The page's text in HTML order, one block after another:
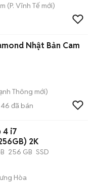
(P. Vĩnh Tế mới)
Nhật Bản Cam
Thông mới)
46 đã bán
4 i7
2K
256 GB SSD
Hòa